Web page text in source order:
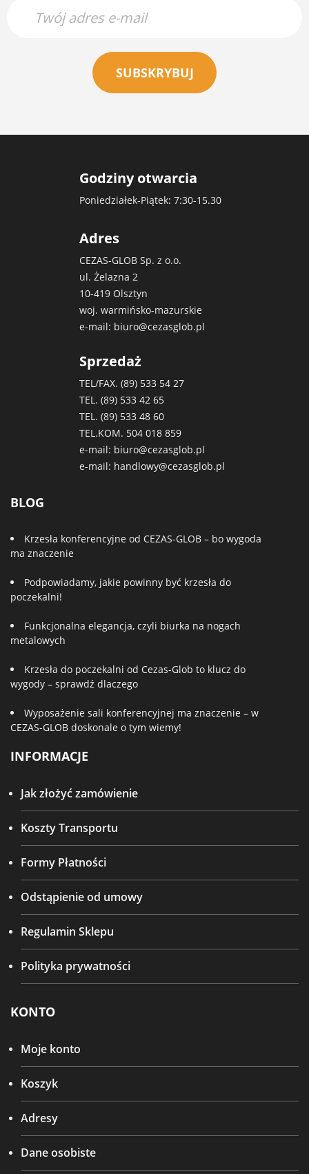
SUBSKRYBUJ
Godziny otwarcia
Poniedziałek-Piątek: 7:30-15.30
Adres
CEZAS-GLOB Sp. z o.o.
ul. Żelazna 2
10-419 Olsztyn
woj. warmińsko-mazurskie
e-mail: biuro@cezasglob.pl
Sprzedaż
TEL/FAX. (89) 533 54 27
TEL. (89) 533 42 65
TEL. (89) 533 48 60
TEL.KOM. 504 018 859
e-mail: biuro@cezasglob.pl
e-mail: handlowy@cezasglob.pl
BLOG
Krzesła konferencyjne od CEZAS-GLOB – bo wygoda
ma znaczenie
Podpowiadamy, jakie powinny być krzesła do
poczekalni!
Funkcjonalna elegancja, czyli biurka na nogach
metalowych
Krzesła do poczekalni od Cezas-Glob to klucz do
wygody – sprawdź dlaczego
Wyposażenie sali konferencyjnej ma znaczenie – w
CEZAS-GLOB doskonale o tym wiemy!
INFORMACJE
Jak złożyć zamówienie
Koszty Transportu
Formy Płatności
Odstąpienie od umowy
Regulamin Sklepu
Polityka prywatności
KONTO
Moje konto
Koszyk
Adresy
Dane osobiste